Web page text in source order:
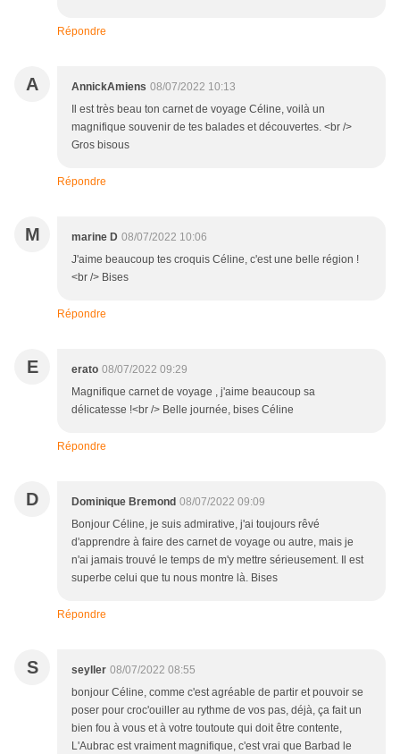
Répondre
A AnnickAmiens 08/07/2022 10:13
Il est très beau ton carnet de voyage Céline, voilà un
magnifique souvenir de tes balades et découvertes. <br />
Gros bisous
Répondre
M marine D 08/07/2022 10:06
J'aime beaucoup tes croquis Céline, c'est une belle région !
<br /> Bises
Répondre
E erato 08/07/2022 09:29
Magnifique carnet de voyage , j'aime beaucoup sa
délicatesse !<br /> Belle journée, bises Céline
Répondre
D Dominique Bremond 08/07/2022 09:09
Bonjour Céline, je suis admirative, j'ai toujours rêvé
d'apprendre à faire des carnet de voyage ou autre, mais je
n'ai jamais trouvé le temps de m'y mettre sérieusement. Il est
superbe celui que tu nous montre là. Bises
Répondre
S seyller 08/07/2022 08:55
bonjour Céline, comme c'est agréable de partir et pouvoir se
poser pour croc'ouiller au rythme de vos pas, déjà, ça fait un
bien fou à vous et à votre toutoute qui doit être contente,
L'Aubrac est vraiment magnifique, c'est vrai que Barbad le